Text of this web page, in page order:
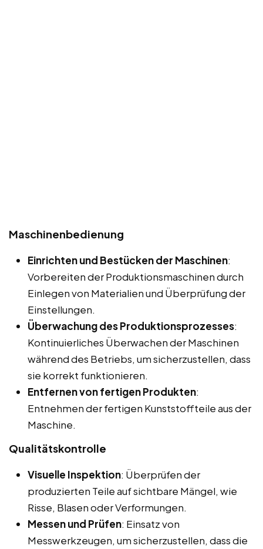
Maschinenbedienung
Einrichten und Bestücken der Maschinen:
Vorbereiten der Produktionsmaschinen durch
Einlegen von Materialien und Überprüfung der
Einstellungen.
Überwachung des Produktionsprozesses:
Kontinuierliches Überwachen der Maschinen
während des Betriebs, um sicherzustellen, dass
sie korrekt funktionieren.
Entfernen von fertigen Produkten:
Entnehmen der fertigen Kunststoffteile aus der
Maschine.
Qualitätskontrolle
Visuelle Inspektion: Überprüfen der
produzierten Teile auf sichtbare Mängel, wie
Risse, Blasen oder Verformungen.
Messen und Prüfen: Einsatz von
Messwerkzeugen, um sicherzustellen, dass die